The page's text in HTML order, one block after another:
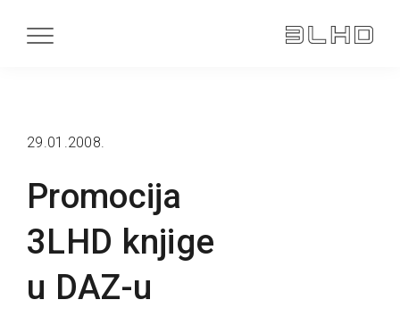
Promocija
3LHD knjige
u DAZ-u
29.01.2008.